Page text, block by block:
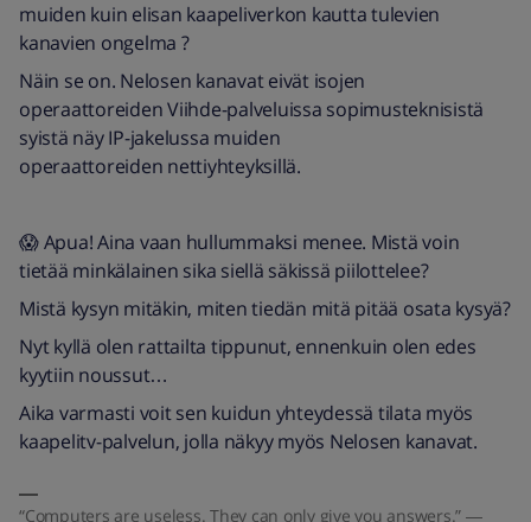
muiden kuin elisan kaapeliverkon kautta tulevien
kanavien ongelma ?
Näin se on. Nelosen kanavat eivät isojen
operaattoreiden Viihde-palveluissa sopimusteknisistä
syistä näy IP-jakelussa muiden
operaattoreiden nettiyhteyksillä.
😱 Apua! Aina vaan hullummaksi menee. Mistä voin
tietää minkälainen sika siellä säkissä piilottelee?
Mistä kysyn mitäkin, miten tiedän mitä pitää osata kysyä?
Nyt kyllä olen rattailta tippunut, ennenkuin olen edes
kyytiin noussut…
Aika varmasti voit sen kuidun yhteydessä tilata myös
kaapelitv-palvelun, jolla näkyy myös Nelosen kanavat.
“Computers are useless. They can only give you answers.” ―